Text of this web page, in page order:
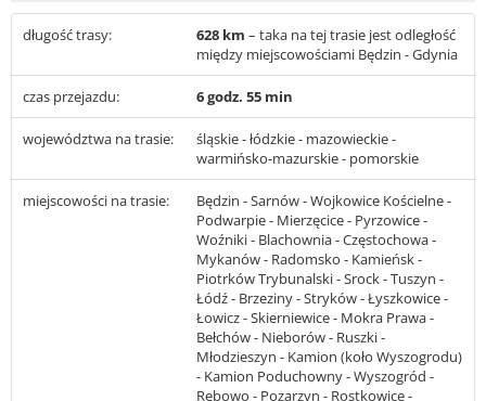
długość trasy: 628 km – taka na tej trasie jest odległość
między miejscowościami Będzin - Gdynia
czas przejazdu: 6 godz. 55 min
województwa na trasie:
śląskie - łódzkie - mazowieckie -
warmińsko-mazurskie - pomorskie
miejscowości na trasie:
Będzin - Sarnów - Wojkowice Kościelne -
Podwarpie - Mierzęcice - Pyrzowice -
Woźniki - Blachownia - Częstochowa -
Mykanów - Radomsko - Kamieńsk -
Piotrków Trybunalski - Srock - Tuszyn -
Łódź - Brzeziny - Stryków - Łyszkowice -
Łowicz - Skierniewice - Mokra Prawa -
Bełchów - Nieborów - Ruszki -
Młodzieszyn - Kamion (koło Wyszogrodu)
- Kamion Poduchowny - Wyszogród -
Rębowo - Pozarzyn - Rostkowice -